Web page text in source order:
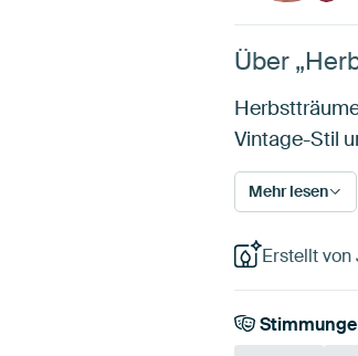
Über
Vintage-Stil
Mehr lesen
Erstellt von